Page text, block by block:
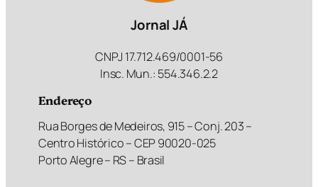
Jornal JÁ
CNPJ 17.712.469/0001-56
Insc. Mun.: 554.346.2.2
Endereço
Rua Borges de Medeiros, 915 – Conj. 203 –
Centro Histórico – CEP 90020-025
Porto Alegre – RS – Brasil